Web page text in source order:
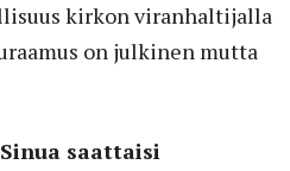
kirkon viranhaltijalla
on julkinen mutta
saattaisi